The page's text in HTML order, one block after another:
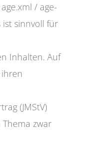
/ age-
ist sinnvoll für
Inhalten. Auf
(JMStV)
zwar